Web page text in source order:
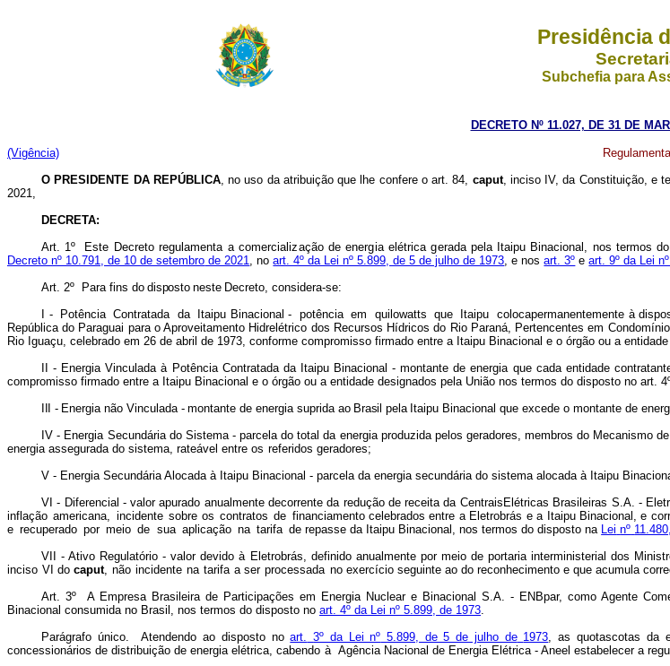
Presidência
Subchefia para
DECRETO Nº 11.027, DE 31 DE
(Vigência) Regulamenta
O PRESIDENTE DA REPÚBLICA, no uso da atribuição que lhe confere o art. 84, caput, inciso IV, da Constituição, e
2021,
DECRETA:
Art. 1º Este Decretoregulamenta a comercialização de energia elétrica gerada pelaItaipu Binacional, nos termos
Decreto nº 10.791, de 10 de setembro de 2021, noart. 4º da Lei nº 5.899, de 5 de julho de 1973, e nosart. 3º eart. 9º da Lei
Art. 2º Para fins do disposto neste Decreto, considera-se:
I -
Potência Contratada da Itaipu Binacional - potência em quilowatts que Itaipu colocapermanentemente à
República do Paraguai para o Aproveitamento Hidrelétrico dos Recursos Hídricos do Rio Paraná, Pertencentes em
Rio Iguaçu, celebrado em 26 de abril de 1973, conforme compromisso firmado entre a Itaipu Binacional e o órgão ou a
II - Energia Vinculada à Potência Contratada da Itaipu Binacional - montante de energia que cada entidade
compromisso firmado entre a Itaipu Binacional e o órgão ou a entidade designados pela União nos termos do disposto no art.
III - Energia não Vinculada - montante de energia suprida aoBrasil pela Itaipu Binacional que excede o montante de
IV - Energia Secundária do Sistema - parcela do total da energia produzida pelos geradores, membros do Mecanismo
energia assegurada do sistema, rateável entre os referidos geradores;
V - Energia Secundária Alocada à Itaipu Binacional - parcela da energia secundária do sistema alocada à Itaipu
VI - Diferencial - valor apurado anualmente decorrente da redução de receita da Centrais Elétricas Brasileiras S.A. -
inflação americana, incidente sobre os contratos de financiamento celebrados entre a Eletrobrás e a Itaipu Binacional, e
e recuperado por meio de sua aplicação na tarifa de repasse da Itaipu Binacional, nos termos do disposto na Lei nº 11.480,
VII - Ativo Regulatório - valor devido à Eletrobrás, definido anualmente por meio de portaria interministerial dos
inciso VI do caput, não incidente na tarifa a ser processada no exercício seguinte ao do reconhecimento e que acumula
Art. 3º A Empresa Brasileira de Participações em Energia Nuclear e Binacional S.A. - ENBpar, como Agente
Binacional consumida no Brasil, nos termos do disposto no art. 4º da Lei nº 5.899, de 1973.
Parágrafo único. Atendendo ao disposto noart. 3º da Lei nº 5.899, de 5 de julho de 1973, as quotascotas da
concessionários de distribuição de energia elétrica, cabendo à Agência Nacional de Energia Elétrica - Aneel estabelecer a